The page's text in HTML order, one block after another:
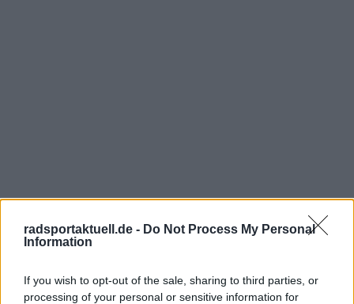
radsportaktuell.de - Do Not Process My Personal
Information
If you wish to opt-out of the sale, sharing to third parties, or
processing of your personal or sensitive information for